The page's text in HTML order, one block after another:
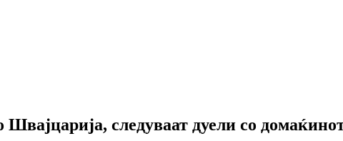
Швајцарија, следуваат дуели со